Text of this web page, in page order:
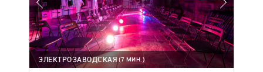
(7 МИН.)
ЭЛЕКТРОЗАВОДСКАЯ